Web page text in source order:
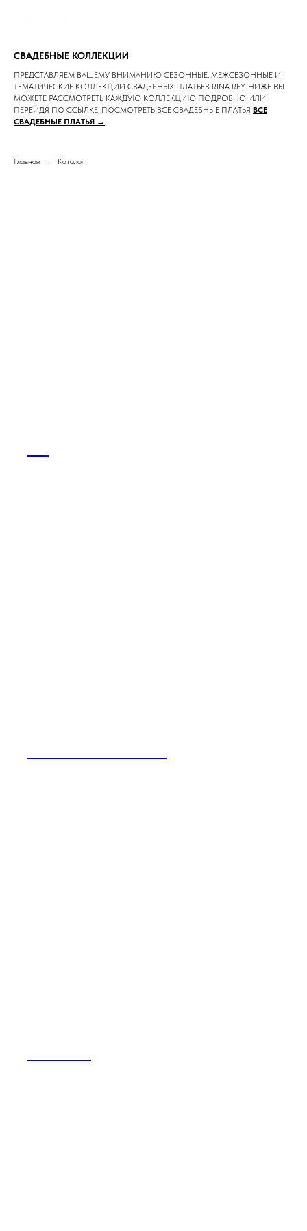
СВАДЕБНЫЕ КОЛЛЕКЦИИ
ПРЕДСТАВЛЯЕМ ВАШЕМУ ВНИМАНИЮ СЕЗОННЫЕ, МЕЖСЕЗОННЫЕ И
ТЕМАТИЧЕСКИЕ КОЛЛЕКЦИИ СВАДЕБНЫХ ПЛАТЬЕВ RINA REY. НИЖЕ ВЫ
МОЖЕТЕ РАССМОТРЕТЬ КАЖДУЮ КОЛЛЕКЦИЮ ПОДРОБНО ИЛИ
ПЕРЕЙДЯ ПО ССЫЛКЕ, ПОСМОТРЕТЬ ВСЕ СВАДЕБНЫЕ ПЛАТЬЯ ВСЕ
СВАДЕБНЫЕ ПЛАТЬЯ →
Главная → Каталог